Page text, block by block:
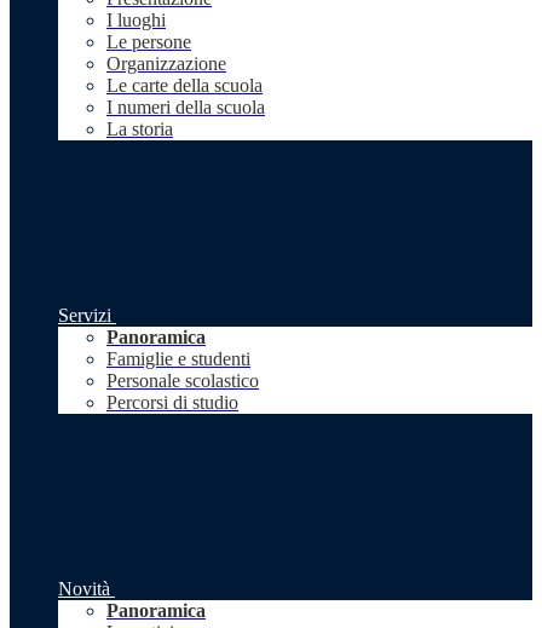
I luoghi
Le persone
Organizzazione
Le carte della scuola
I numeri della scuola
La storia
Servizi
Panoramica
Famiglie e studenti
Personale scolastico
Percorsi di studio
Novità
Panoramica